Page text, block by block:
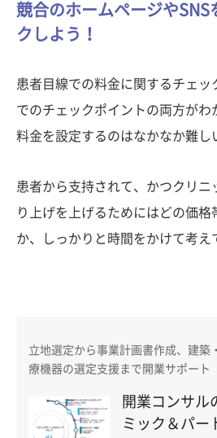
競合のホームページやSNS
クしよう！
患者目線での料金に関するチェッ
でのチェックポイントの両方がわ
料金を設定するのはなかなか難し
患者から支持されて、かつクリニ
り上げを上げるためにはどの価格
か、しっかりと時間をかけて考え
立地選定から事業計画書作成、建築
療機器の選定支援まで開業サポート
開業コンサル
ミック＆パー